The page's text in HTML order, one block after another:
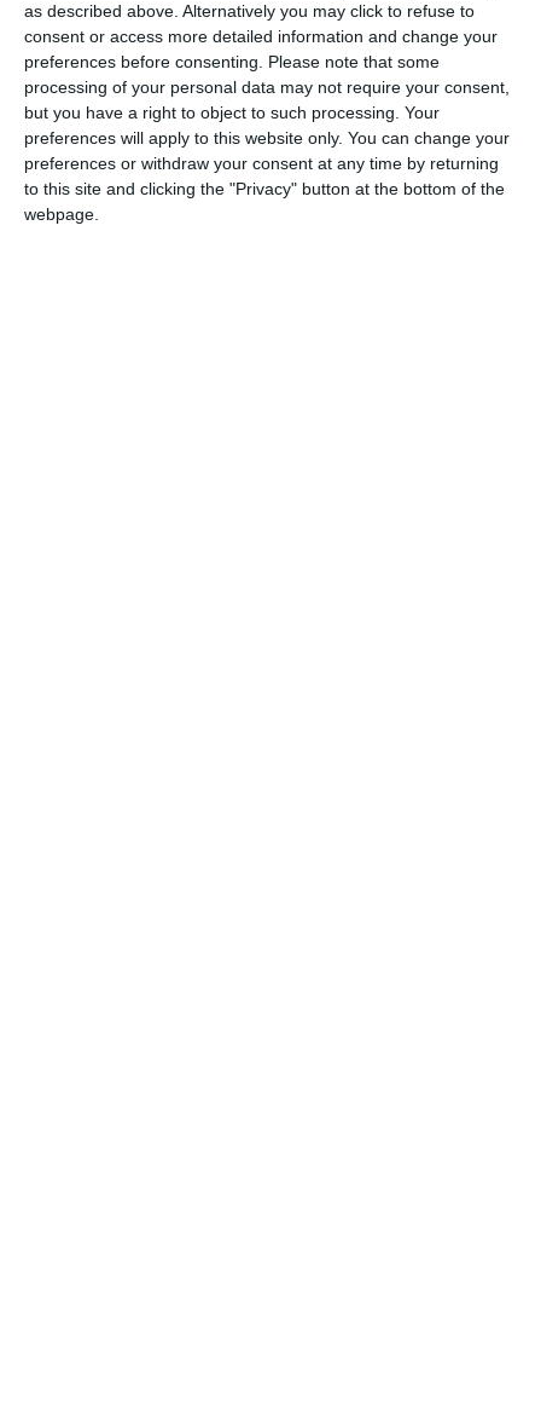
as described above. Alternatively you may click to refuse to
consent or access more detailed information and change your
preferences before consenting.
Please note that some
processing of your personal data may not require your consent,
but you have a right to object to such processing. Your
preferences will apply to this website only. You can change your
preferences or withdraw your consent at any time by returning
to this site and clicking the "Privacy" button at the bottom of the
webpage.
Predarea apartamentelor și finisarea/mobilarea lor ar
diminua totalul datoriilor cu peste 55 milioane lei. Masa
credală a crescut pe toate categoriile de creditori expuși mai
sus, cu calcul de daune, dobânzi, penalități, cheltuieli de